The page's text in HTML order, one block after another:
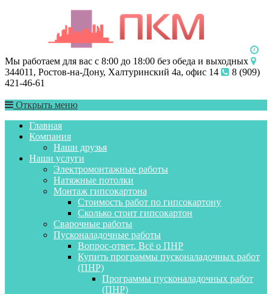
Мы работаем для вас с 8:00 до 18:00 без обеда и выходных
344011, Ростов-на-Дону, Халтуринский 4а, офис 14
8 (909)
421-46-61
Открыть меню
Главная
Компания
Наши друзья
Наши услуги
Электромонтажные работы
Натяжные потолки
Монтаж гипсокартона
Стоимость работ по гипсокартону
Сколько стоит гипсокартон
Сварочные работы
Пусконаладочные работы
Вопрос-ответ. Всё о ПНР
Купить программы пусконаладочных работ
(ПНР)
Программы пусконаладочных работ
(ПНР)